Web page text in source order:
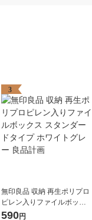
3
無印良品 収納 再生ポリプロ
ピレン入りファイルボック
ス スタンダードタイプ ホワ
590円